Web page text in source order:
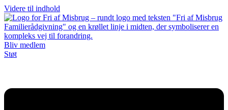
Videre til indhold
Bliv medlem
Støt